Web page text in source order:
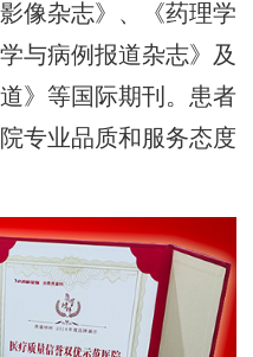
像杂志》、《药理学
与病例报道杂志》及
》等国际期刊。患者
专业品质和服务态度